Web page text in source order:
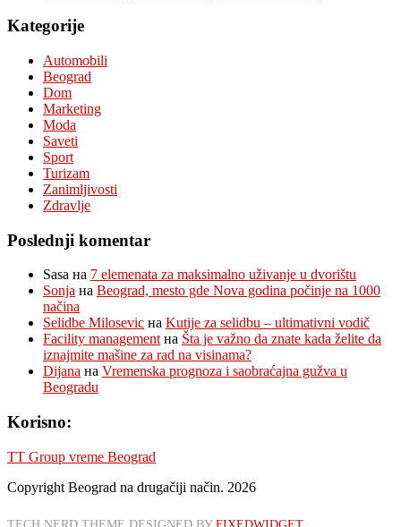
Kategorije
Automobili
Beograd
Dom
Marketing
Moda
Saveti
Sport
Turizam
Zanimljivosti
Zdravlje
Poslednji komentar
Sasa на 7 elemenata za maksimalno uživanje u dvorištu
Sonja на Beograd, mesto gde Nova godina počinje na 1000
načina
Selidbe Milosevic на Kutije za selidbu – ultimativni vodič
Facility management на Šta je važno da znate kada želite da
iznajmite mašine za rad na visinama?
Dijana на Vremenska prognoza i saobraćajna gužva u
Beogradu
Korisno:
TT Group vreme Beograd
Copyright Beograd na drugačiji način. 2026